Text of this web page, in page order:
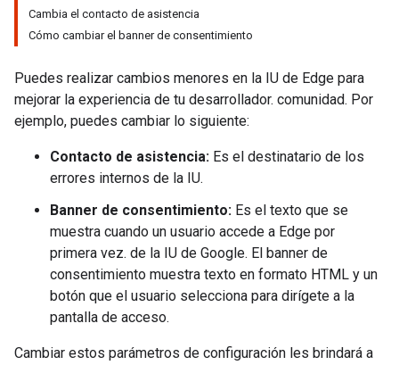
Cambia el contacto de asistencia
Cómo cambiar el banner de consentimiento
Puedes realizar cambios menores en la IU de Edge para
mejorar la experiencia de tu desarrollador. comunidad. Por
ejemplo, puedes cambiar lo siguiente:
Contacto de asistencia: Es el destinatario de los
errores internos de la IU.
Banner de consentimiento: Es el texto que se
muestra cuando un usuario accede a Edge por
primera vez. de la IU de Google. El banner de
consentimiento muestra texto en formato HTML y un
botón que el usuario selecciona para dirígete a la
pantalla de acceso.
Cambiar estos parámetros de configuración les brindará a